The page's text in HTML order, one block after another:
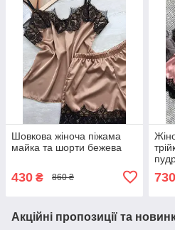
Шовкова жіноча піжама
майка та шорти бежева
430 ₴ 860 ₴ 730
Акційні пропозиції та